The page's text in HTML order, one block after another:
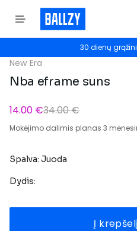
30 dienų
New Era
Nba eframe suns
14.00 €34.00 €
Mokėjimo dalimis planas 3
Spalva: Juoda
Dydis:
Į krepšelį